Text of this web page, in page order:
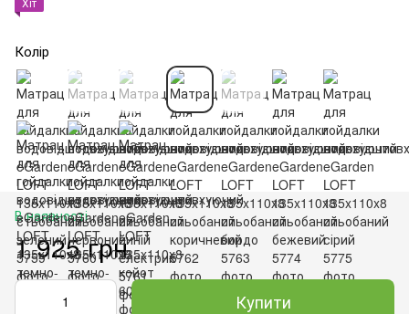
Колір
В наявності
1 925 грн
Купити